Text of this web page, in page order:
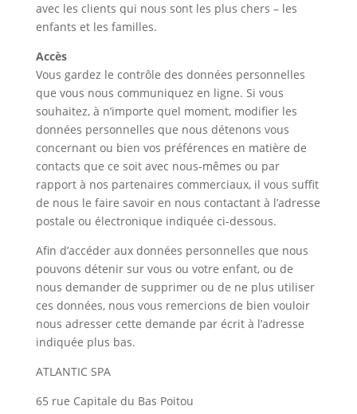
avec les clients qui nous sont les plus chers – les
enfants et les familles.
Accès
Vous gardez le contrôle des données personnelles
que vous nous communiquez en ligne. Si vous
souhaitez, à n’importe quel moment, modifier les
données personnelles que nous détenons vous
concernant ou bien vos préférences en matière de
contacts que ce soit avec nous-mêmes ou par
rapport à nos partenaires commerciaux, il vous suffit
de nous le faire savoir en nous contactant à l’adresse
postale ou électronique indiquée ci-dessous.
Afin d’accéder aux données personnelles que nous
pouvons détenir sur vous ou votre enfant, ou de
nous demander de supprimer ou de ne plus utiliser
ces données, nous vous remercions de bien vouloir
nous adresser cette demande par écrit à l’adresse
indiquée plus bas.
ATLANTIC SPA
65 rue Capitale du Bas Poitou